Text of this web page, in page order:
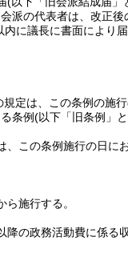
派の代表者は、改正
に議長に書面により届
規定は、この条例の施
条例(以下「旧条例」
この条例施行の日に
施行する。
の政務活動費に係る